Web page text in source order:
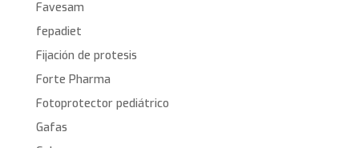
Favesam
fepadiet
Fijación de protesis
Forte Pharma
Fotoprotector pediátrico
Gafas